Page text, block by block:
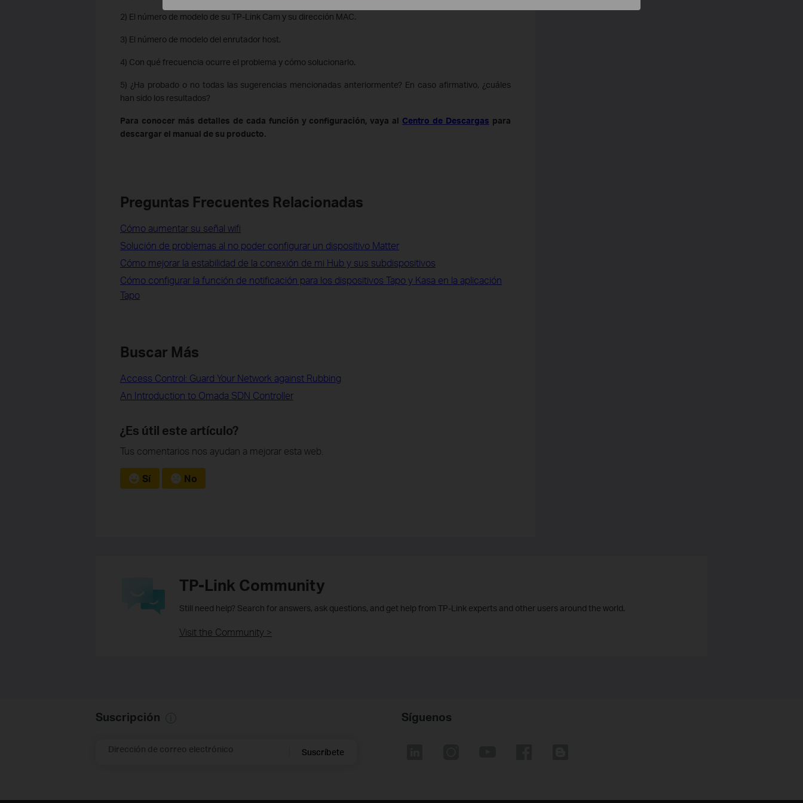
2) El número de modelo de su TP-Link Cam y su dirección MAC.
3) El número de modelo del enrutador host.
4) Con qué frecuencia ocurre el problema y cómo solucionarlo.
5) ¿Ha probado o no todas las sugerencias mencionadas anteriormente? En caso afirmativo, ¿cuáles
han sido los resultados?
Para conocer más detalles de cada función y configuración, vaya al Centro de Descargas para
descargar el manual de su producto.
Preguntas Frecuentes Relacionadas
Cómo aumentar su señal wifi
Solución de problemas al no poder configurar un dispositivo Matter
Cómo mejorar la estabilidad de la conexión de mi Hub y sus subdispositivos
Cómo configurar la función de notificación para los dispositivos Tapo y Kasa en la aplicación
Tapo
Buscar Más
Access Control: Guard Your Network against Rubbing
An Introduction to Omada SDN Controller
¿Es útil este artículo?
Tus comentarios nos ayudan a mejorar esta web.
Sí No
TP-Link Community
Still need help? Search for answers, ask questions, and get help from TP-Link experts and other users around the world.
Visit the Community >
Suscripción
Dirección de correo electrónico Suscríbete
Síguenos